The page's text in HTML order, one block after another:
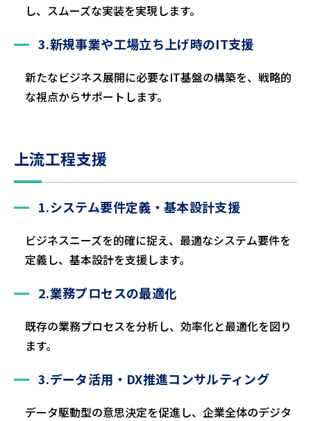
し、スムーズな実装を実現します。
3.新規事業や工場立ち上げ時のIT支援
新たなビジネス展開に必要なIT基盤の構築を、戦略的
な視点からサポートします。
上流工程支援
1.システム要件定義・基本設計支援
ビジネスニーズを的確に捉え、最適なシステム要件を
定義し、基本設計を支援します。
2.業務プロセスの最適化
既存の業務プロセスを分析し、効率化と最適化を図り
ます。
3.データ活用・DX推進コンサルティング
データ駆動型の意思決定を促進し、企業全体のデジタ